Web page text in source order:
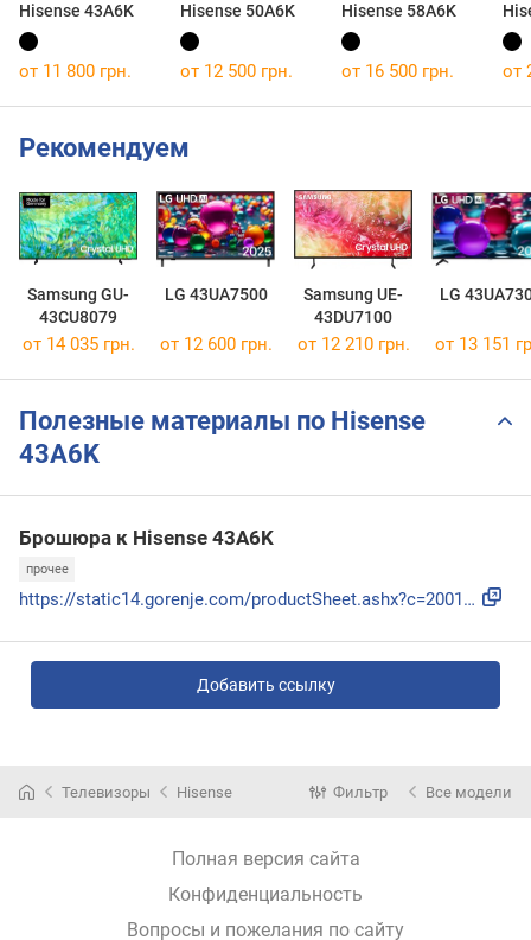
Hisense 43A6K Hisense 50A6K Hisense 58A6K
от 11 800 грн. от 12 500 грн. от 16 500 грн. от
Рекомендуем
Samsung GU-
43CU8079
LG 43UA7500
Samsung UE-
43DU7100
LG
от 14 035 грн. от 12 600 грн. от 12 210 грн. от 13 151
Полезные материалы по Hisense
43A6K
Брошюра к Hisense 43A6K
прочее
https://static14.gorenje.com/productSheet.ashx?c=20011853&s...
Добавить ссылку
Телевизоры Hisense Фильтр Все модели
Полная версия сайта
Конфиденциальность
Вопросы и пожелания по сайту